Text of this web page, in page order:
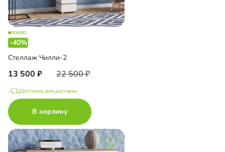
-40%
Стеллаж Чилли-2
13 500 22 500
Доступно для доставки
В корзину